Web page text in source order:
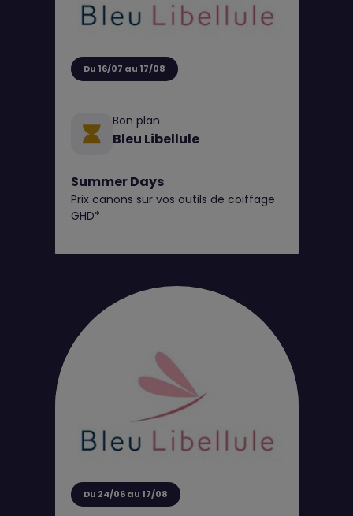
Du 16/07 au 17/08
Bon plan
Bleu Libellule
Summer Days
Prix canons sur vos outils de coiffage
GHD*
Du 24/06 au 17/08